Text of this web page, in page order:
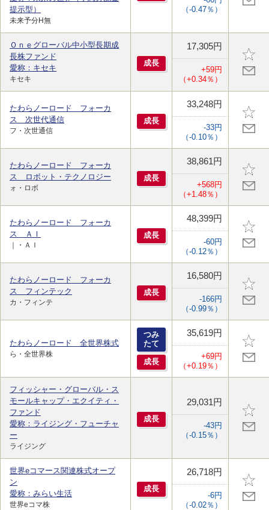
提示型）
未来予分H無
（-0.47％）
Ｏｎｅグローバル中小型長期成
長株ファンド
愛称：キセキ
キセキ
成長
17,305円
+59円
（+0.34％）
たわらノーロード フォーカ
ス 次世代通信
フ・次世通信
成長
33,248円
-33円
（-0.10％）
たわらノーロード フォーカ
ス ロボット・テクノロジー
ォ・ロボ
成長
38,861円
+568円
（+1.48％）
たわらノーロード フォーカ
ス ＡＩ
｜・ＡＩ
成長
48,399円
-60円
（-0.12％）
たわらノーロード フォーカ
ス フィンテック
カ・フィンテ
成長
16,580円
-166円
（-0.99％）
たわらノーロード 全世界株式
ら・全世界株
つみ
たて
成長
35,619円
+69円
（+0.19％）
フィッシャー・グローバル・ス
モールキャップ・エクイティ・
ファンド
愛称：ライジング・フューチャ
ー
ライジング
成長
29,031円
-43円
（-0.15％）
世界eコマース関連株式オープ
ン
愛称：みらい生活
世界eコマ株
成長
26,718円
-6円
（-0.02％）